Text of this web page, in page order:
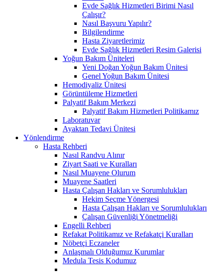
Evde Sağlık Hizmetleri Birimi Nasıl
Çalışır?
Nasıl Başvuru Yapılır?
Bilgilendirme
Hasta Ziyaretlerimiz
Evde Sağlık Hizmetleri Resim Galerisi
Yoğun Bakım Üniteleri
Yeni Doğan Yoğun Bakım Ünitesi
Genel Yoğun Bakım Ünitesi
Hemodiyaliz Ünitesi
Görüntüleme Hizmetleri
Palyatif Bakım Merkezi
Palyatif Bakım Hizmetleri Politikamız
Laboratuvar
Ayaktan Tedavi Ünitesi
Yönlendirme
Hasta Rehberi
Nasıl Randvu Alınır
Ziyart Saati ve Kuralları
Nasıl Muayene Olurum
Muayene Saatleri
Hasta Çalışan Hakları ve Sorumlulukları
Hekim Seçme Yönergesi
Hasta Çalışan Hakları ve Sorumlulukları
Çalışan Güvenliği Yönetmeliği
Engelli Rehberi
Refakat Politikamız ve Refakatçi Kuralları
Nöbetçi Eczaneler
Anlaşmalı Olduğumuz Kurumlar
Medula Tesis Kodumuz